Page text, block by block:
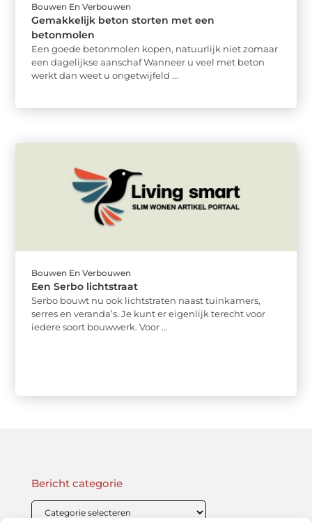
Bouwen En Verbouwen
Gemakkelijk beton storten met een
betonmolen
Een goede betonmolen kopen, natuurlijk niet zomaar
een dagelijkse aanschaf Wanneer u veel met beton
werkt dan weet u ongetwijfeld ...
Bouwen En Verbouwen
Een Serbo lichtstraat
Serbo bouwt nu ook lichtstraten naast tuinkamers,
serres en veranda’s. Je kunt er eigenlijk terecht voor
iedere soort bouwwerk. Voor ...
Bericht categorie